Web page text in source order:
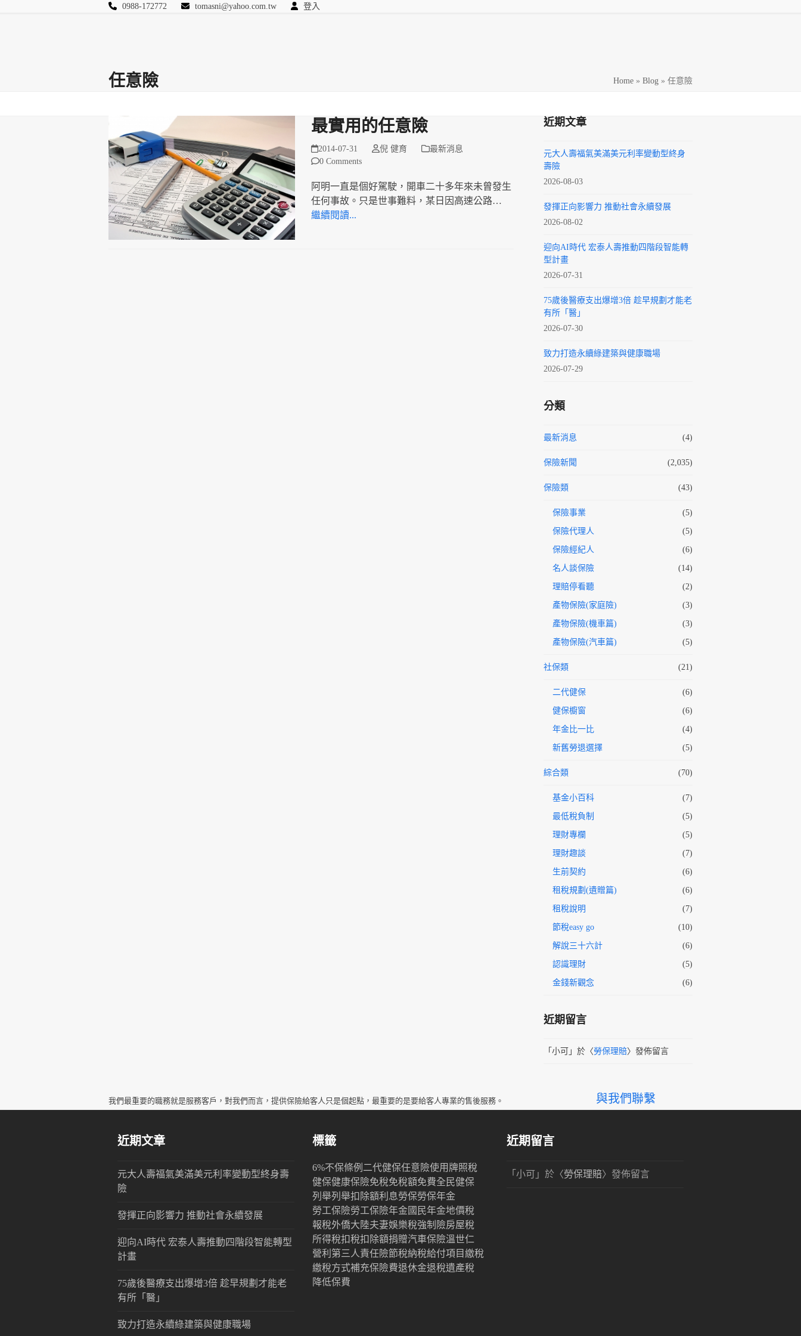
0988-172772 tomasni@yahoo.com.tw 登入
任意險 Home » Blog » 任意險
最實用的任意險
2014-07-31 倪 健育
最新消息
0 Comments
阿明一直是個好駕駛，開車二十多年來未曾發生
任何事故。只是世事難料，某日因高速公路…
繼續閱讀...
近期文章
元大人壽福氣美滿美元利率變動型終身
壽險
2026-08-03
發揮正向影響力 推動社會永續發展
2026-08-02
迎向AI時代 宏泰人壽推動四階段智能轉
型計畫
2026-07-31
75歲後醫療支出爆增3倍 趁早規劃才能老
有所「醫」
2026-07-30
致力打造永續綠建築與健康職場
2026-07-29
分類
最新消息 (4)
保險新聞 (2,035)
保險類 (43)
保險事業 (5)
保險代理人 (5)
保險經紀人 (6)
名人談保險 (14)
理賠停看聽 (2)
產物保險(家庭險) (3)
產物保險(機車篇) (3)
產物保險(汽車篇) (5)
社保類 (21)
二代健保 (6)
健保櫥窗 (6)
年金比一比 (4)
新舊勞退選擇 (5)
綜合類 (70)
基金小百科 (7)
最低稅負制 (5)
理財專欄 (5)
理財趣談 (7)
生前契約 (6)
租稅規劃(遺贈篇) (6)
租稅說明 (7)
節稅easy go (10)
解說三十六計 (6)
認識理財 (5)
金錢新觀念 (6)
近期留言
「 小可 」於〈勞保理賠〉發佈留言
我們最重要的職務就是服務客戶，對我們而言，提供保險給客人只是個起點，最重要的是要給客人專業的售後服務。 與我們聯繫
近期文章
元大人壽福氣美滿美元利率變動型終身壽
險
發揮正向影響力 推動社會永續發展
迎向AI時代 宏泰人壽推動四階段智能轉型
計畫
75歲後醫療支出爆增3倍 趁早規劃才能老
有所「醫」
致力打造永續綠建築與健康職場
標籤
6%不保條例 二代健保任意險使用牌照稅
健保健康保險免稅免稅額免費全民健保
列舉列舉扣除額利息勞保勞保年金
勞工保險勞工保險年金國民年金地價稅
報稅外僑大陸夫妻娛樂稅強制險房屋稅
所得稅扣稅扣除額捐贈汽車保險溫世仁
營利 第三人責任險節稅納稅給付項目 繳稅
繳稅方式補充保險費退休金退稅遺產稅
降低保費
近期留言
「小可 」於〈勞保理賠〉發佈留言